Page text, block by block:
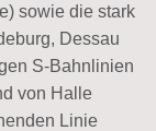
sowie die stark
Dessau
S-Bahnlinien
von Halle
Linie